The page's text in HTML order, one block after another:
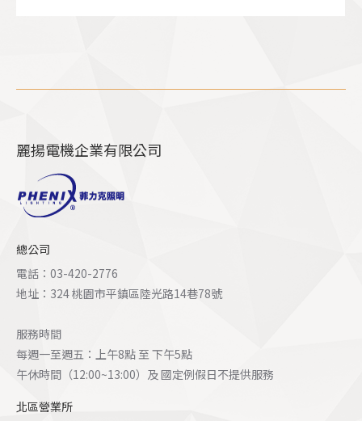
麗揚電機企業有限公司
總公司
電話：03-420-2776
地址：324 桃園市平鎮區陸光路14巷78號
服務時間
每週一至週五：上午8點 至 下午5點
午休時間（12:00~13:00）及 國定例假日不提供服務
北區營業所